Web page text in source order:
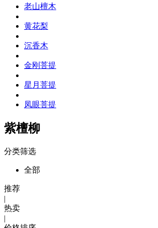
老山檀木
黄花梨
沉香木
金刚菩提
星月菩提
凤眼菩提
紫檀柳
分类筛选
全部
推荐
|
热卖
|